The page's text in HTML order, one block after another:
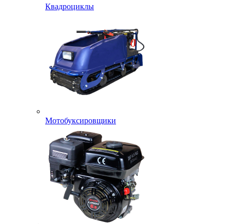
Квадроциклы
Мотобуксировщики